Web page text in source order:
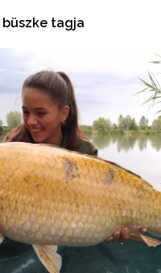
tagja